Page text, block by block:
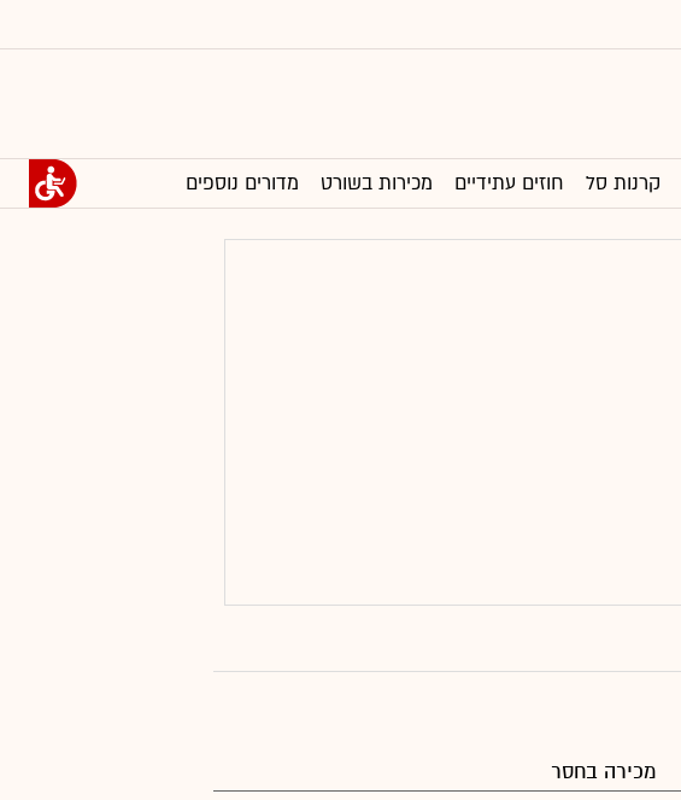
קרנות סל חוזים עתידיים מכירות בשורט מדורים נוספים
מכירה בחסר